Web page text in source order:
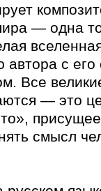
— одна
с
Все
— это
смысл